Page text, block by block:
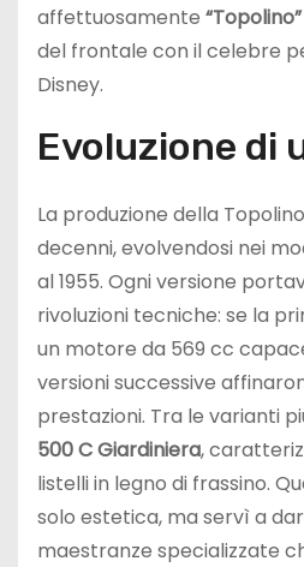
affettuosamente “Topolino”
del frontale con il celebre
Disney.
Evoluzione di
La produzione della
decenni, evolvendosi nei
al 1955. Ogni versione
rivoluzioni tecniche: se la
un motore da 569 cc
versioni successive
prestazioni. Tra le varianti
500 C Giardiniera,
listelli in legno di frassino.
solo estetica, ma servì a
maestranze specializzate